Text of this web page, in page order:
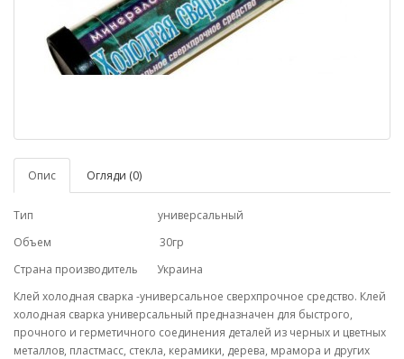
Опис Огляди (0)
Тип универсальный
Объем 30гр
Страна производитель Украина
Клей холодная сварка -универсальное сверхпрочное средство. Клей
холодная сварка универсальный предназначен для быстрого,
прочного и герметичного соединения деталей из черных и цветных
металлов, пластмасс, стекла, керамики, дерева, мрамора и других